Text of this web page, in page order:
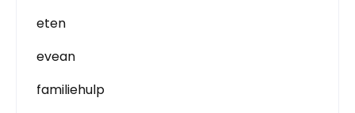
eten
evean
familiehulp